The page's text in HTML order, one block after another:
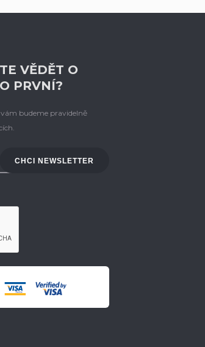
VĚDĚT O
PRVNÍ?
budeme pravidelně
CHCI NEWSLETTER